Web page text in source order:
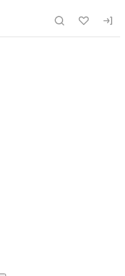
сайту eqinfo.ru
Липецкой